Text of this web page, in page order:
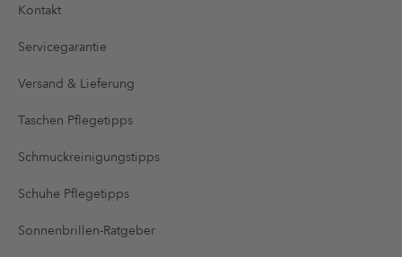
Kontakt
Servicegarantie
Versand & Lieferung
Taschen Pflegetipps
Schmuckreinigungstipps
Schuhe Pflegetipps
Sonnenbrillen-Ratgeber